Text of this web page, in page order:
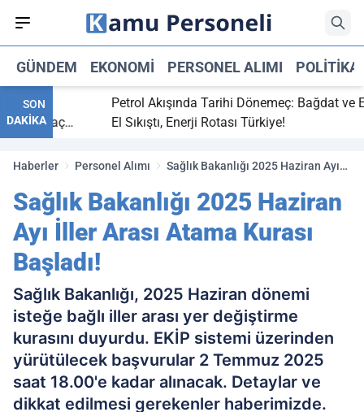
GÜNDEM EKONOMI PERSONEL ALIMI POLITIKA
SON
DAKİKA
bitti,
maç
Petrol Akışında Tarihi Dönemeç: Bağdat ve Erbil
El Sıkıştı, Enerji Rotası Türkiye!
Haberler Personel Alımı
Sağlık Bakanlığı 2025 Haziran Ayı
Sağlık Bakanlığı 2025 Haziran
Ayı İller Arası Atama Kurası
Başladı!
Sağlık Bakanlığı, 2025 Haziran dönemi
isteğe bağlı iller arası yer değiştirme
kurasını duyurdu. EKİP sistemi üzerinden
yürütülecek başvurular 2 Temmuz 2025
saat 18.00'e kadar alınacak. Detaylar ve
dikkat edilmesi gerekenler haberimizde.